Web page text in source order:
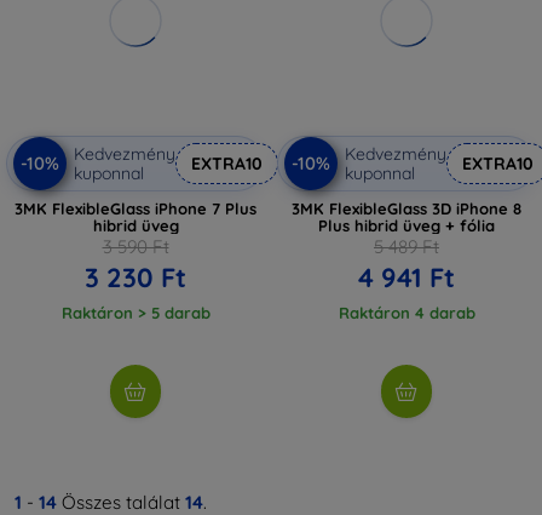
-10%
Kedvezmény
kuponnal
EXTRA10
3MK FlexibleGlass iPhone 7 Plus
hibrid üveg
3 590 Ft
3 230 Ft
Raktáron > 5 darab
-10%
Kedvezmény
kuponnal
EXTRA10
3MK FlexibleGlass 3D iPhone 8
Plus hibrid üveg + fólia
5 489 Ft
4 941 Ft
Raktáron 4 darab
1 - 14 Összes találat 14.